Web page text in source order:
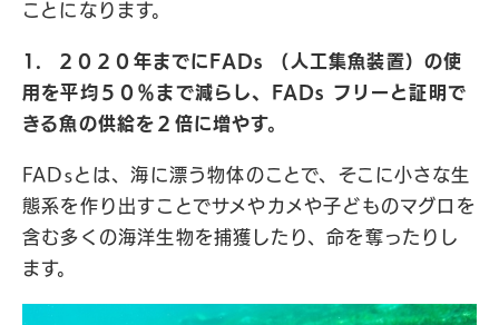
ことになります。
1. ２０２０年までにFADs （人工集魚装置）の使
用を平均５０％まで減らし、FADs フリーと証明で
きる魚の供給を２倍に増やす。
FADsとは、海に漂う物体のことで、そこに小さな生
態系を作り出すことでサメやカメや子どものマグロを
含む多くの海洋生物を捕獲したり、命を奪ったりし
ます。